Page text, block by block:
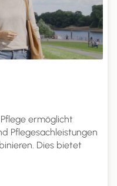
ermöglicht
Pflegesachleistungen
Dies bietet